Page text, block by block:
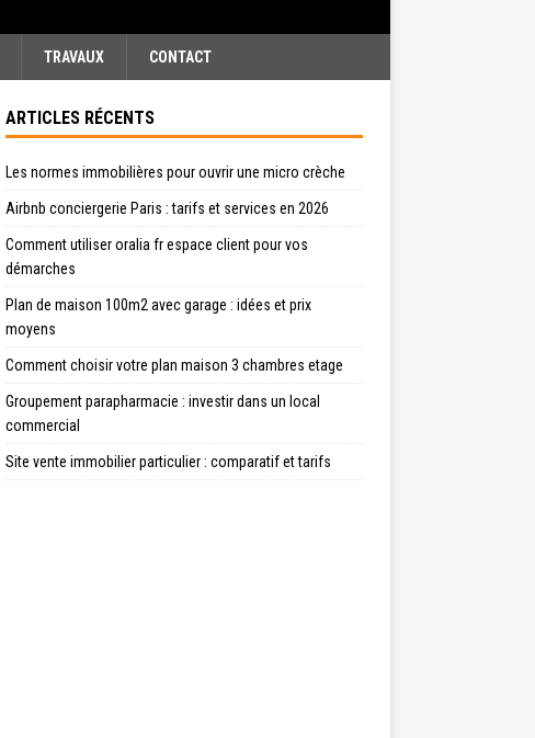
TRAVAUX CONTACT
ARTICLES RÉCENTS
Les normes immobilières pour ouvrir une micro crèche
Airbnb conciergerie Paris : tarifs et services en 2026
Comment utiliser oralia fr espace client pour vos
démarches
Plan de maison 100m2 avec garage : idées et prix
moyens
Comment choisir votre plan maison 3 chambres etage
Groupement parapharmacie : investir dans un local
commercial
Site vente immobilier particulier : comparatif et tarifs